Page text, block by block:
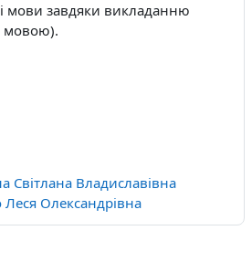
мови завдяки викладанню
мовою).
Світлана Владиславівна
Леся Олександрівна